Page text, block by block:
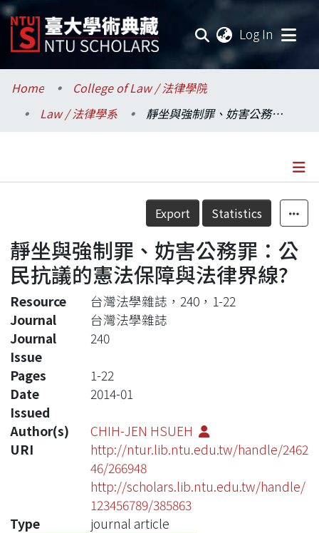
Log In
Communities & Collections
Research Outputs
Statistics
Home
College of Law / 法律學院
Law / 法律學系
靜坐與強制罪、妨害公務罪：公民抗議的憲法保障與法律界線?
Details
Export Statistics
靜坐與強制罪、妨害公務罪：公
民抗議的憲法保障與法律界線?
Resource
台灣法學雜誌，240，1-22
Journal
台灣法學雜誌
Journal
Issue
240
Pages
1-22
Date
Issued
2014-01
Author(s)
CHIH-JEN HSUEH
URI
http://ntur.lib.ntu.edu.tw/handle/2462
46/266948
http://scholars.lib.ntu.edu.tw/handle/
123456789/385863
Type
journal article